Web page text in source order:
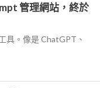
管理網站，終於
具。像是 ChatGPT、